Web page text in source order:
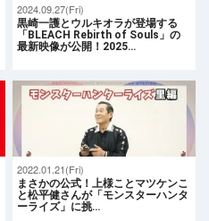
2024.09.27(Fri)
黒崎一護とウルキオラが登場する
「BLEACH Rebirth of Souls」の
最新映像が公開！2025…
2022.01.21(Fri)
まさかの公式！上様ことマツケンこ
と松平健さんが「モンスターハンタ
ーライズ」に挑…